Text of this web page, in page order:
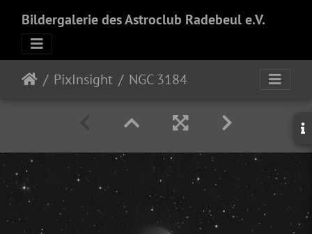
Bildergalerie des Astroclub Radebeul e.V.
PixInsight NGC 3184